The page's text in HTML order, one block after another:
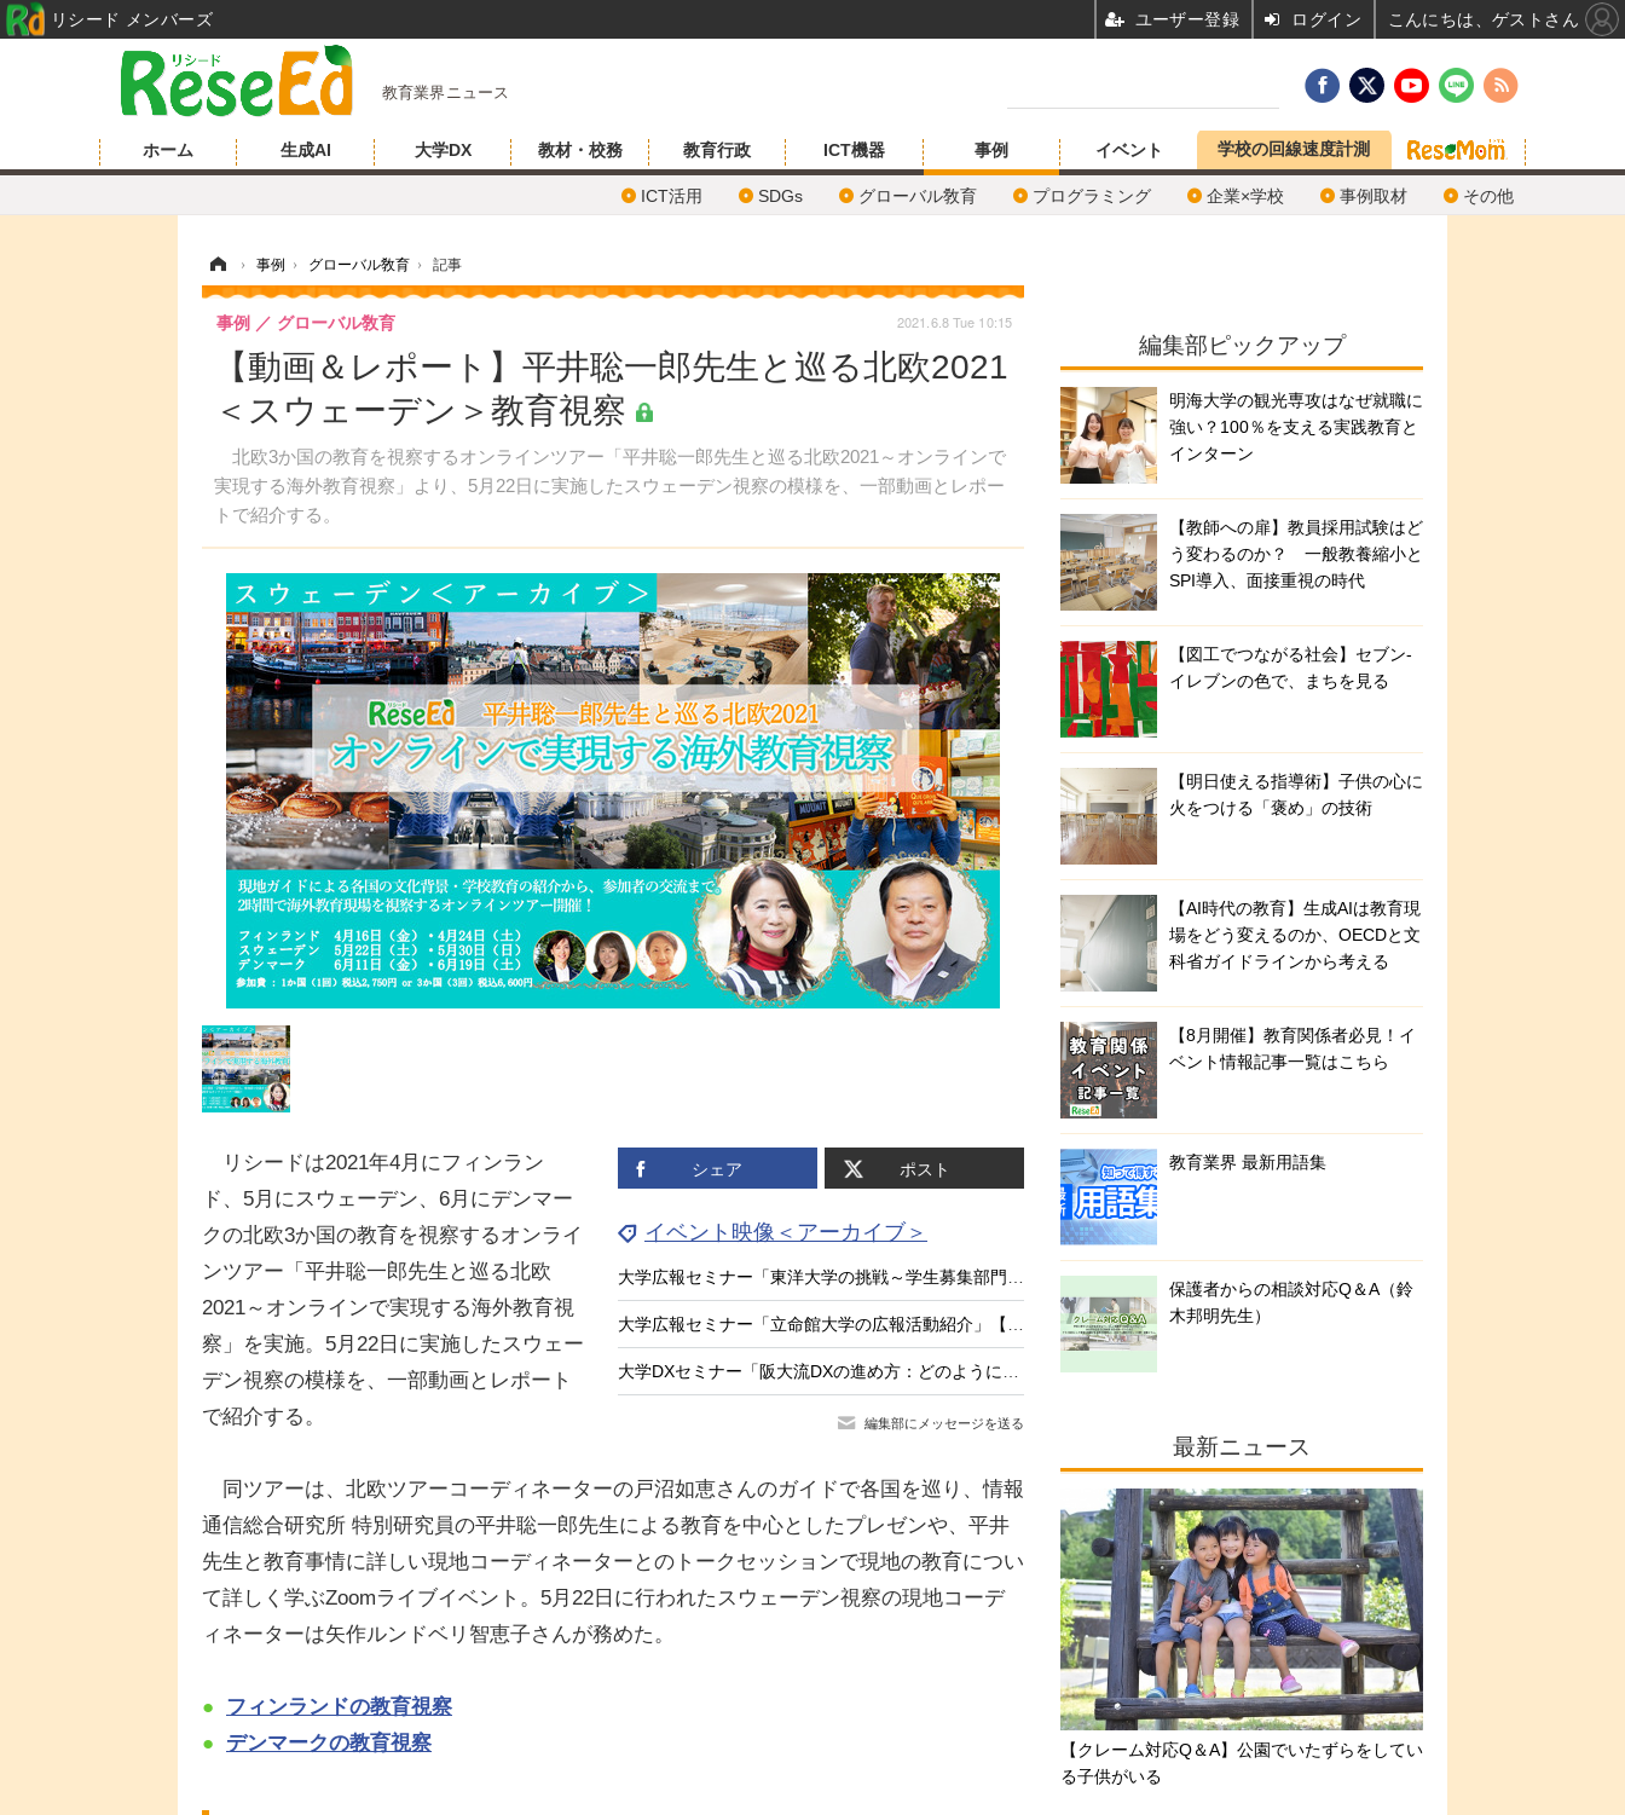
教育業界ニュース
ホーム 生成AI 大学DX 教材・校務 教育行政 ICT機器 事例
ICT活用 SDGs グローバル敎育 プログラミング 企業×学校 事例取材 その他
イベント 学校の回線速度計測
› 事例 › グローバル敎育 › 記事
【動画＆レポート】平井聡一郎先生と巡る北欧2021
＜スウェーデン＞教育視察
北欧3か国の教育を視察するオンラインツアー「平井聡一郎先生と巡る北欧2021～オンラインで
実現する海外教育視察」より、5月22日に実施したスウェーデン視察の模様を、一部動画とレポー
トで紹介する。
事例 グローバル敎育 2021.6.8 Tue 10:15
シェア ポスト
イベント映像＜アーカイブ＞
大学広報セミナー「東洋大学の挑戦～学生募集部門の真の役割とは～」【アーカイブ】
大学広報セミナー「立命館大学の広報活動紹介」【アーカイブ】
大学DXセミナー「阪大流DXの進め方：どのように組織を動かすか？」【アーカイブ】
編集部にメッセージを送る
リシードは2021年4月にフィンラン
ド、5月にスウェーデン、6月にデンマー
クの北欧3か国の教育を視察するオンライ
ンツアー「平井聡一郎先生と巡る北欧
2021～オンラインで実現する海外教育視
察」を実施。5月22日に実施したスウェー
デン視察の模様を、一部動画とレポート
で紹介する。
同ツアーは、北欧ツアーコーディネーターの戸沼如恵さんのガイドで各国を巡り、情報
通信総合研究所 特別研究員の平井聡一郎先生による教育を中心としたプレゼンや、平井
先生と教育事情に詳しい現地コーディネーターとのトークセッションで現地の教育につい
て詳しく学ぶZoomライブイベント。5月22日に行われたスウェーデン視察の現地コーデ
ィネーターは矢作ルンドベリ智恵子さんが務めた。
●
フィンランドの教育視察
●
デンマークの教育視察
編集部ピックアップ
明海大学の観光専攻はなぜ就職に
強い？100％を支える実践教育と
インターン
【教師への扉】教員採用試験はど
う変わるのか？ 一般教養縮小と
SPI導入、面接重視の時代
【図工でつながる社会】セブン‐
イレブンの色で、まちを見る
【明日使える指導術】子供の心に
火をつける「褒め」の技術
【AI時代の教育】生成AIは教育現
場をどう変えるのか、OECDと文
科省ガイドラインから考える
【8月開催】教育関係者必見！イ
ベント情報記事一覧はこちら
教育業界 最新用語集
保護者からの相談対応Q＆A（鈴
木邦明先生）
最新ニュース
【クレーム対応Q＆A】公園でいたずらをしてい
る子供がいる
リシード メンバーズ ユーザー登録 ログイン こんにちは、ゲストさん